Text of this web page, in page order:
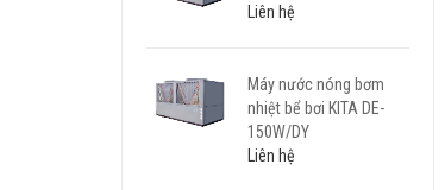
Liên hệ
Máy nước nóng bơm
nhiệt bể bơi KITA DE-
150W/DY
Liên hệ